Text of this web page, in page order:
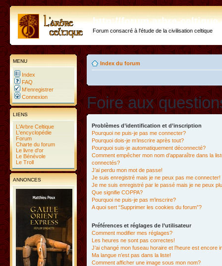
http://forum.arbre-
Forum consacré à l'étude de la civilisation celtique
MENU
Index
FAQ
M’enregistrer
Connexion
LIENS
L'Arbre Celtique
L'encyclopédie
Forum
Charte du forum
Le livre d'or
Le Bénévole
Le Troll
ANNONCES
Index du forum
Foire aux
Problèmes d’identification et d’inscription
Pourquoi ne puis-je pas me connecter?
Pourquoi dois-je m’inscrire après tout?
Pourquoi suis-je automatiquement déconnecté?
Comment empêcher mon nom d’apparaître dans la
connectés?
J’ai perdu mon mot de passe!
Je suis enregistré mais je ne peux pas me connecter!
Je me suis enregistré par le passé mais je ne peux
Que signifie COPPA?
Pourquoi ne puis-je pas m’inscrire?
A quoi sert “Supprimer les cookies du forum”?
Préférences et réglages de l’utilisateur
Comment modifier mes réglages?
Les heures ne sont pas correctes!
J’ai changé mon fuseau horaire et l’heure est encore
Ma langue n’est pas dans la liste!
Comment afficher une image sous mon nom?